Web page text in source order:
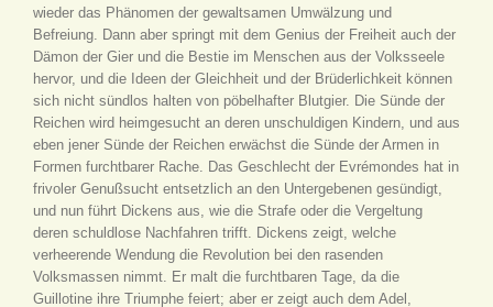
wieder das Phänomen der gewaltsamen Umwälzung und
Befreiung. Dann aber springt mit dem Genius der Freiheit auch der
Dämon der Gier und die Bestie im Menschen aus der Volksseele
hervor, und die Ideen der Gleichheit und der Brüderlichkeit können
sich nicht sündlos halten von pöbelhafter Blutgier. Die Sünde der
Reichen wird heimgesucht an deren unschuldigen Kindern, und aus
eben jener Sünde der Reichen erwächst die Sünde der Armen in
Formen furchtbarer Rache. Das Geschlecht der Evrémondes hat in
frivoler Genußsucht entsetzlich an den Untergebenen gesündigt,
und nun führt Dickens aus, wie die Strafe oder die Vergeltung
deren schuldlose Nachfahren trifft. Dickens zeigt, welche
verheerende Wendung die Revolution bei den rasenden
Volksmassen nimmt. Er malt die furchtbaren Tage, da die
Guillotine ihre Triumphe feiert; aber er zeigt auch dem Adel,